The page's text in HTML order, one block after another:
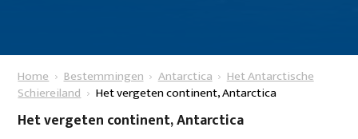
Home Bestemmingen Antarctica
Het Antarctische
Schiereiland
Het vergeten continent, Antarctica
Het vergeten continent, Antarctica